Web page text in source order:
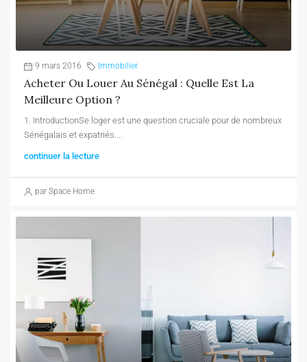
9 mars 2016 Immobilier
Acheter Ou Louer Au Sénégal : Quelle Est La
Meilleure Option ?
1. IntroductionSe loger est une question cruciale pour de nombreux
Sénégalais et expatriés....
continuer la lecture
par Space Home